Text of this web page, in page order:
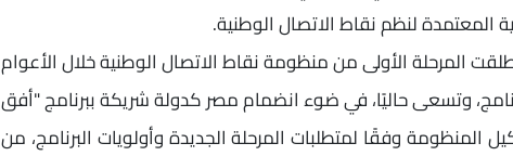
المعتمدة لنظم نقاط الاتصال الوطنية.
المرحلة الأولى من منظومة نقاط الاتصال الوطنية خلال الأعوام
وتسعى حاليًا، في ضوء انضمام مصر كدولة شريكة ببرنامج "أفق
المنظومة وفقًا لمتطلبات المرحلة الجديدة وأولويات البرنامج، من